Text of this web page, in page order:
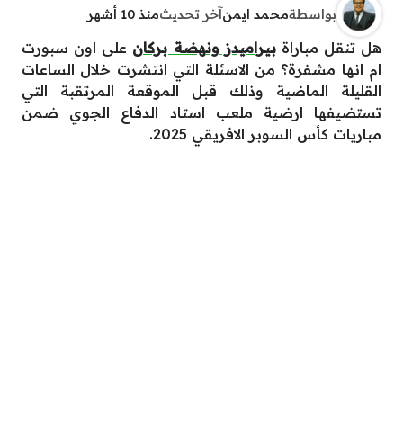
بواسطةمحمد ايمنآخر تحديثمنذ 10 أشهر
هل تنقل مباراةبيراميدز ونهضة بركان على اون سبورت
ام انها مشفرة؟ من الاسئلة التي انتشرت خلال الساعات
القليلة الماضية وذلك قبل الموقعة المرتقبة التي
تستضيفها ارضية ملعب استاد الدفاع الجوي ضمن
مباريات كأس السوبر الافريقي 2025.